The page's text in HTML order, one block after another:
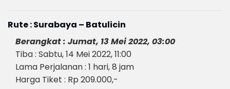
Rute : Surabaya – Batulicin
Berangkat : Jumat, 13 Mei 2022, 03:00
Tiba : Sabtu, 14 Mei 2022, 11:00
Lama Perjalanan : 1 hari, 8 jam
Harga Tiket : Rp 209.000,-